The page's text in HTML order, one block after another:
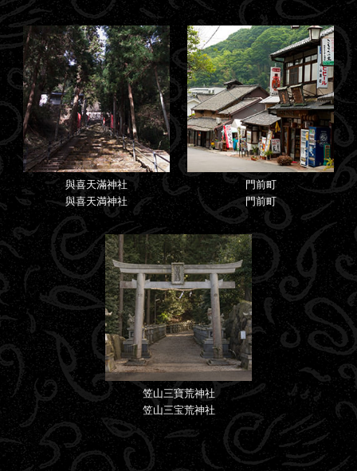
與喜天滿神社
與喜天満神社
門前町
門前町
笠山三寶荒神社
笠山三宝荒神社